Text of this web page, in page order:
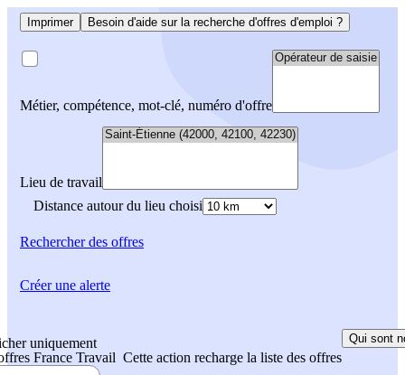
Imprimer Besoin d'aide sur la recherche d'offres d'emploi ?
Métier, compétence, mot-clé, numéro d'offre
Lieu de travail
Distance autour du lieu choisi
Rechercherdes offres
uniquement
France Travail Cette action recharge la liste des offres
Qui sont
Créer une alerte